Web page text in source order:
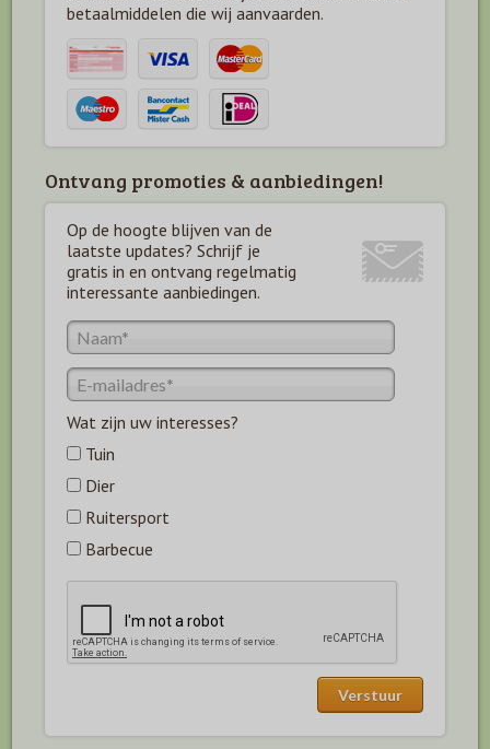
betaalmiddelen die wij aanvaarden.
Ontvang promoties & aanbiedingen!
Op de hoogte blijven van de
laatste updates? Schrijf je
gratis in en ontvang regelmatig
interessante aanbiedingen.
Wat zijn uw interesses?
Tuin
Dier
Ruitersport
Barbecue